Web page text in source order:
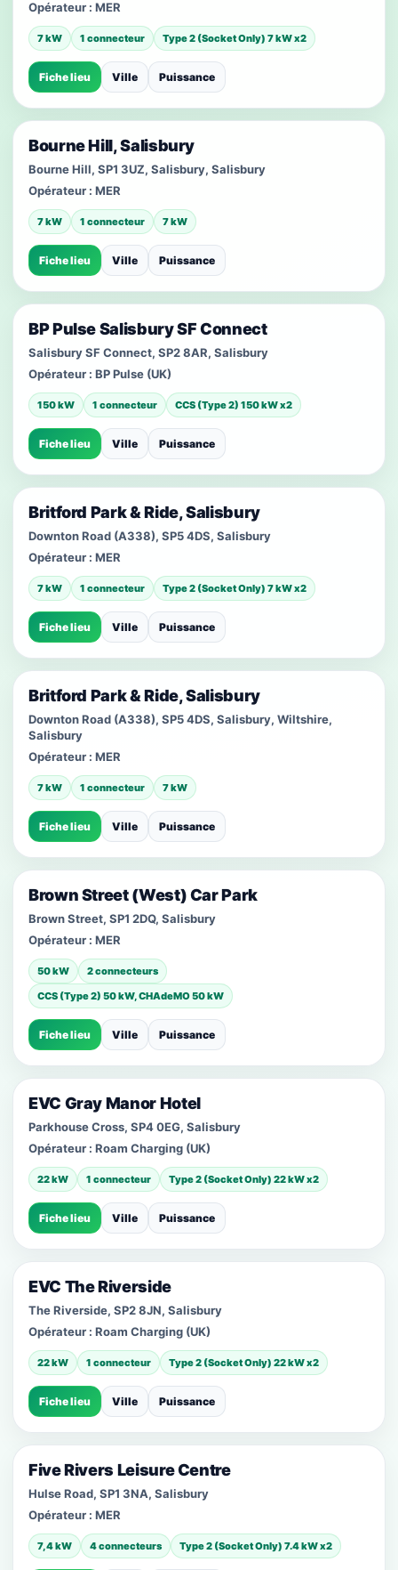
Opérateur : MER
7 kW 1 connecteur Type 2 (Socket Only) 7 kW x2
Fiche lieu Ville Puissance
Bourne Hill, Salisbury
Bourne Hill, SP1 3UZ, Salisbury, Salisbury
Opérateur : MER
7 kW 1 connecteur 7 kW
Fiche lieu Ville Puissance
BP Pulse Salisbury SF Connect
Salisbury SF Connect, SP2 8AR, Salisbury
Opérateur : BP Pulse (UK)
150 kW 1 connecteur CCS (Type 2) 150 kW x2
Fiche lieu Ville Puissance
Britford Park & Ride, Salisbury
Downton Road (A338), SP5 4DS, Salisbury
Opérateur : MER
7 kW 1 connecteur Type 2 (Socket Only) 7 kW x2
Fiche lieu Ville Puissance
Britford Park & Ride, Salisbury
Downton Road (A338), SP5 4DS, Salisbury, Wiltshire,
Salisbury
Opérateur : MER
7 kW 1 connecteur 7 kW
Fiche lieu Ville Puissance
Brown Street (West) Car Park
Brown Street, SP1 2DQ, Salisbury
Opérateur : MER
50 kW
2 connecteurs
CCS (Type 2) 50 kW, CHAdeMO 50 kW
Fiche lieu Ville Puissance
EVC Gray Manor Hotel
Parkhouse Cross, SP4 0EG, Salisbury
Opérateur : Roam Charging (UK)
22 kW 1 connecteur Type 2 (Socket Only) 22 kW x2
Fiche lieu Ville Puissance
EVC The Riverside
The Riverside, SP2 8JN, Salisbury
Opérateur : Roam Charging (UK)
22 kW 1 connecteur Type 2 (Socket Only) 22 kW x2
Fiche lieu Ville Puissance
Five Rivers Leisure Centre
Hulse Road, SP1 3NA, Salisbury
Opérateur : MER
7,4 kW 4 connecteurs Type 2 (Socket Only) 7.4 kW x2